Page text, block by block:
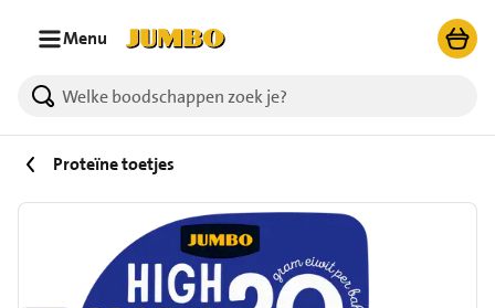
Menu
Proteïne toetjes